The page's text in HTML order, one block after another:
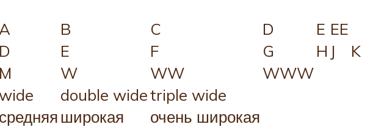
A B C D E EE
D E F G H J
K
M W WW
WWW
double widetriple wide
средняяширокая
очень широкая